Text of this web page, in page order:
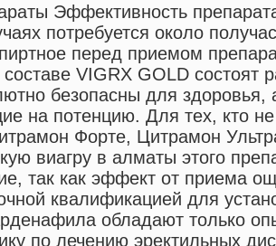
Эффективность
потребуется около
перед приемом
VIGRX GOLD состоят
безопасны для здоровья,
на потенцию. Для тех, кто
Форте, Цитрамон
виагру в алматы этого
так как эффект от приема
квалификацией для
обладают только
по лечению эректильных